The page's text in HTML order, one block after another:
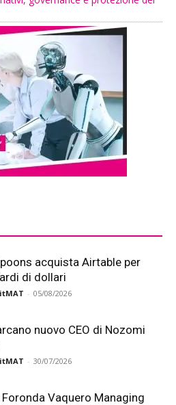
acquista Airtable per
di dollari
- 05/08/2026
nuovo CEO di Nozomi
- 30/07/2026
Foronda Vaquero Managing